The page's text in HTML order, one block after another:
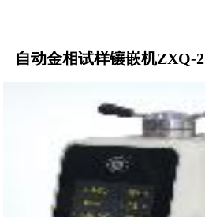
自动金相试样镶嵌机ZXQ-2